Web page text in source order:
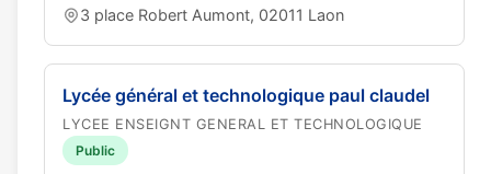
3 place Robert Aumont, 02011 Laon
Lycée général et technologique paul claudel
LYCEE ENSEIGNT GENERAL ET TECHNOLOGIQUE
Public